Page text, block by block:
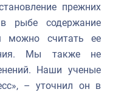
прежних
рыбе содержание
можно считать ее
Мы также не
Наши ученые
– уточнил он в